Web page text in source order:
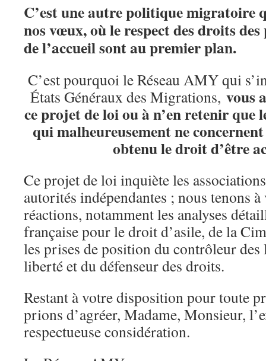
C’est une autre politique migratoire
nos vœux, où le respect des droits des
de l’accueil sont au premier plan.
C’est pourquoi le Réseau AMY qui
États Généraux des Migrations, vous
ce projet de loi ou à n’en retenir que
qui malheureusement ne
obtenu le droit d’être
Ce projet de loi inquiète les
autorités indépendantes ; nous tenons
réactions, notamment les analyses
française pour le droit d’asile, de la
les prises de position du contrôleur
liberté et du défenseur des droits.
Restant à votre disposition pour toute
prions d’agréer, Madame, Monsieur,
respectueuse considération.